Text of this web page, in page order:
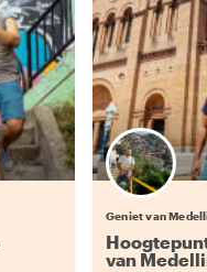
Geniet van
van